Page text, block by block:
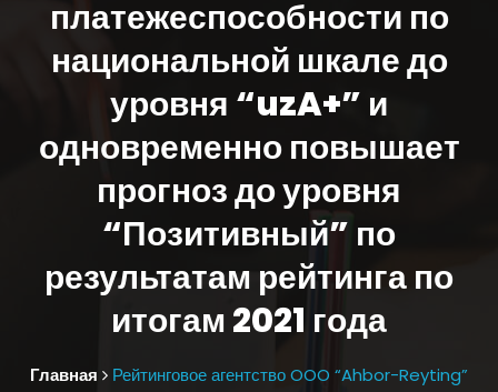
платежеспособности по
национальной шкале до
уровня “uzA+” и
одновременно повышает
прогноз до уровня
“Позитивный” по
результатам рейтинга по
итогам 2021 года
Главная
Рейтинговое агентство OOO “Ahbor-Reyting”